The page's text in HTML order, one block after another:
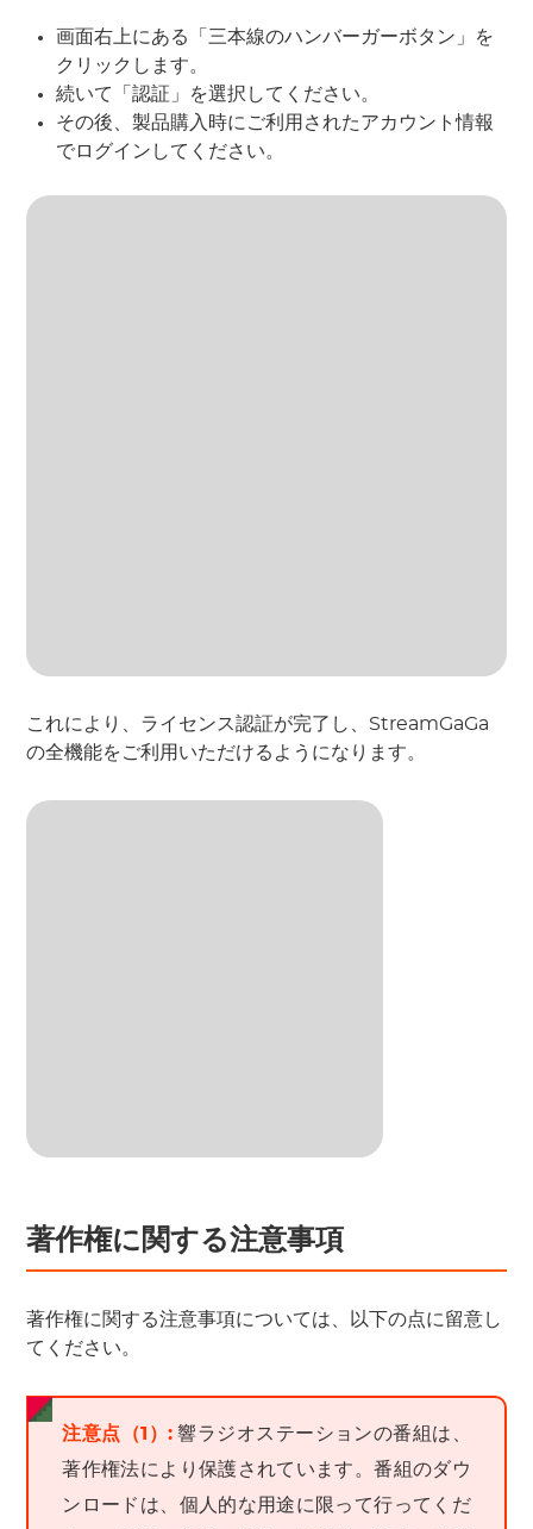
画面右上にある「三本線のハンバーガーボタン」を
クリックします。
続いて「認証」を選択してください。
その後、製品購入時にご利用されたアカウント情報
でログインしてください。
これにより、ライセンス認証が完了し、StreamGaGa
の全機能をご利用いただけるようになります。
著作権に関する注意事項
著作権に関する注意事項については、以下の点に留意し
てください。
注意点（1）: 響ラジオステーションの番組は、
著作権法により保護されています。番組のダウ
ンロードは、個人的な用途に限って行ってくだ